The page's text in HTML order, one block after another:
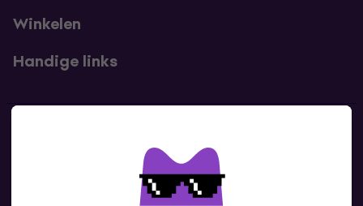
Winkelen
Handige links
Neem contact met ons op